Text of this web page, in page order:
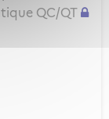
QC/QT